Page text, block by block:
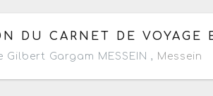
22 au dimanche 24 novembre
DU CARNET DE VOYAGE
Gilbert Gargam MESSEIN , Messein